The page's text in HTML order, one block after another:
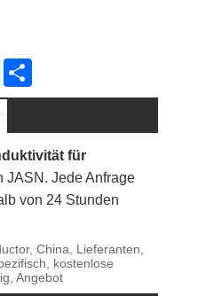
LinkedIn
für
JASN. Jede Anfrage
von 24 Stunden
China, Lieferanten,
kostenlose
Angebot